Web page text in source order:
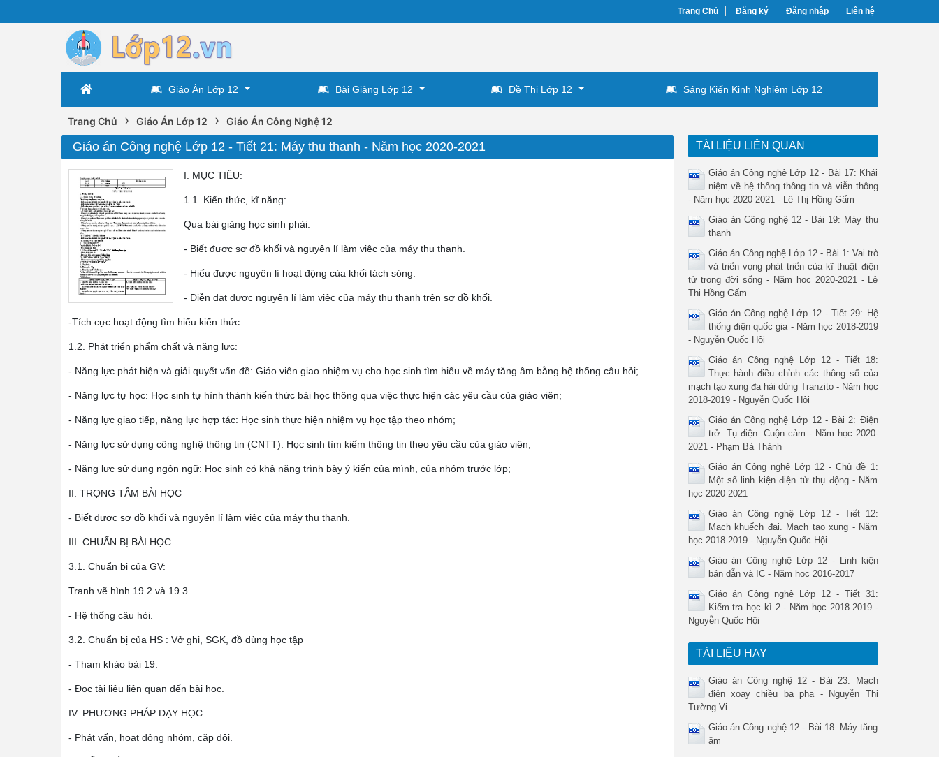
Trang Chủ Đăng ký Đăng nhập Liên hệ
Giáo Án Lớp 12 Bài Giảng Lớp 12 Đề Thi Lớp 12 Sáng Kiến Kinh Nghiệm Lớp 12
Trang Chủ › Giáo Án Lớp 12 › Giáo Án Công Nghệ 12
Giáo án Công nghệ Lớp 12 - Tiết 21: Máy thu thanh - Năm học 2020-2021
I. MỤC TIÊU:
1.1. Kiến thức, kĩ năng:
Qua bài giảng học sinh phải:
- Biết được sơ đồ khối và nguyên lí làm việc của máy thu thanh.
- Hiểu được nguyên lí hoạt động của khối tách sóng.
- Diễn dạt được nguyên lí làm việc của máy thu thanh trên sơ đồ khối.
-Tích cực hoạt động tìm hiểu kiến thức.
1.2. Phát triển phẩm chất và năng lực:
- Năng lực phát hiện và giải quyết vấn đề: Giáo viên giao nhiệm vụ cho học sinh tìm hiểu về máy tăng âm bằng hệ thống câu hỏi;
- Năng lực tự học: Học sinh tự hình thành kiến thức bài học thông qua việc thực hiện các yêu cầu của giáo viên;
- Năng lực giao tiếp, năng lực hợp tác: Học sinh thực hiện nhiệm vụ học tập theo nhóm;
- Năng lực sử dụng công nghệ thông tin (CNTT): Học sinh tìm kiếm thông tin theo yêu cầu của giáo viên;
- Năng lực sử dụng ngôn ngữ: Học sinh có khả năng trình bày ý kiến của mình, của nhóm trước lớp;
II. TRỌNG TÂM BÀI HỌC
- Biết được sơ đồ khối và nguyên lí làm việc của máy thu thanh.
III. CHUẨN BỊ BÀI HỌC
3.1. Chuẩn bị của GV:
Tranh vẽ hình 19.2 và 19.3.
- Hệ thống câu hỏi.
3.2. Chuẩn bị của HS : Vở ghi, SGK, đồ dùng học tập
- Tham khảo bài 19.
- Đọc tài liệu liên quan đến bài học.
IV. PHƯƠNG PHÁP DẠY HỌC
- Phát vấn, hoạt động nhóm, cặp đôi.
TÀI LIỆU LIÊN QUAN
Giáo án Công nghệ Lớp 12 - Bài 17: Khái
niệm về hệ thống thông tin và viễn thông
- Năm học 2020-2021 - Lê Thị Hồng Gấm
Giáo án Công nghệ 12 - Bài 19: Máy thu
thanh
Giáo án Công nghệ Lớp 12 - Bài 1: Vai trò
và triển vọng phát triển của kĩ thuật điện
tử trong đời sống - Năm học 2020-2021 - Lê
Thị Hồng Gấm
Giáo án Công nghệ Lớp 12 - Tiết 29: Hệ
thống điện quốc gia - Năm học 2018-2019
- Nguyễn Quốc Hội
Giáo án Công nghệ Lớp 12 - Tiết 18:
Thực hành điều chỉnh các thông số của
mạch tạo xung đa hài dùng Tranzito - Năm học
2018-2019 - Nguyễn Quốc Hội
Giáo án Công nghệ Lớp 12 - Bài 2: Điện
trở. Tụ điện. Cuộn cảm - Năm học 2020-
2021 - Phạm Bà Thành
Giáo án Công nghệ Lớp 12 - Chủ đề 1:
Một số linh kiện điện tử thụ động - Năm
học 2020-2021
Giáo án Công nghệ Lớp 12 - Tiết 12:
Mạch khuếch đại. Mạch tạo xung - Năm
học 2018-2019 - Nguyễn Quốc Hội
Giáo án Công nghệ Lớp 12 - Linh kiện
bán dẫn và IC - Năm học 2016-2017
Giáo án Công nghệ Lớp 12 - Tiết 31:
Kiểm tra học kì 2 - Năm học 2018-2019 -
Nguyễn Quốc Hội
TÀI LIỆU HAY
Giáo án Công nghệ 12 - Bài 23: Mạch
điện xoay chiều ba pha - Nguyễn Thị
Tường Vi
Giáo án Công nghệ 12 - Bài 18: Máy tăng
âm